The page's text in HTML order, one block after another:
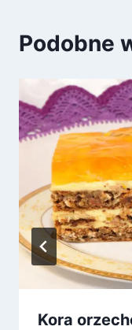
Podobne
Kora